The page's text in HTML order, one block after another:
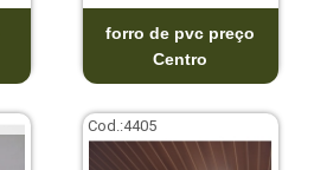
forro de pvc preço
Centro
Cod.:4405